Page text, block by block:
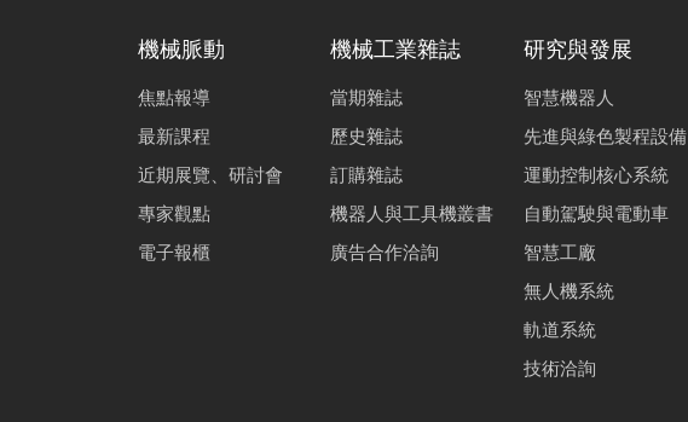
機械脈動
焦點報導
最新課程
近期展覽、研討會
專家觀點
電子報櫃
機械工業雜誌
當期雜誌
歷史雜誌
訂購雜誌
機器人與工具機叢書
廣告合作洽詢
研究與發展
智慧機器人
先進與綠色製程設備
運動控制核心系統
自動駕駛與電動車
智慧工廠
無人機系統
軌道系統
技術洽詢